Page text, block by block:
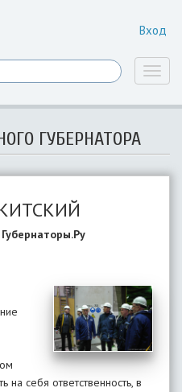
Вход
ГУБЕРНАТОРА
себя ответственность, в